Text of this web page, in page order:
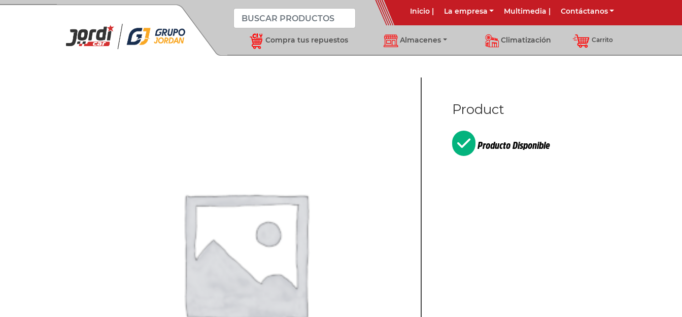
Inicio| La empresa Multimedia | Contáctanos
Compra tus repuestos Almacenes Climatización Carrito
Product
Producto Disponible